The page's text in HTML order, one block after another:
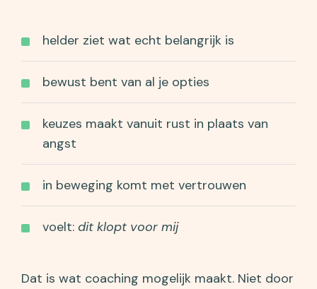
helder ziet wat echt belangrijk is
bewust bent van al je opties
keuzes maakt vanuit rust in plaats van
angst
in beweging komt met vertrouwen
voelt: dit klopt voor mij
Dat is wat coaching mogelijk maakt. Niet door